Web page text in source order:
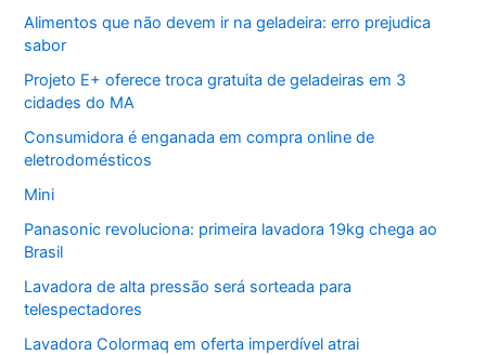
Alimentos que não devem ir na geladeira: erro prejudica
sabor
Projeto E+ oferece troca gratuita de geladeiras em 3
cidades do MA
Consumidora é enganada em compra online de
eletrodomésticos
Mini
Panasonic revoluciona: primeira lavadora 19kg chega ao
Brasil
Lavadora de alta pressão será sorteada para
telespectadores
Lavadora Colormaq em oferta imperdível atrai